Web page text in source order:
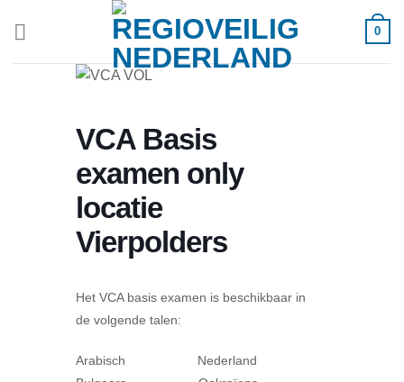
0
VCA Basis
examen only
locatie
Vierpolders
Het VCA basis examen is beschikbaar in
de volgende talen:
Arabisch Nederland